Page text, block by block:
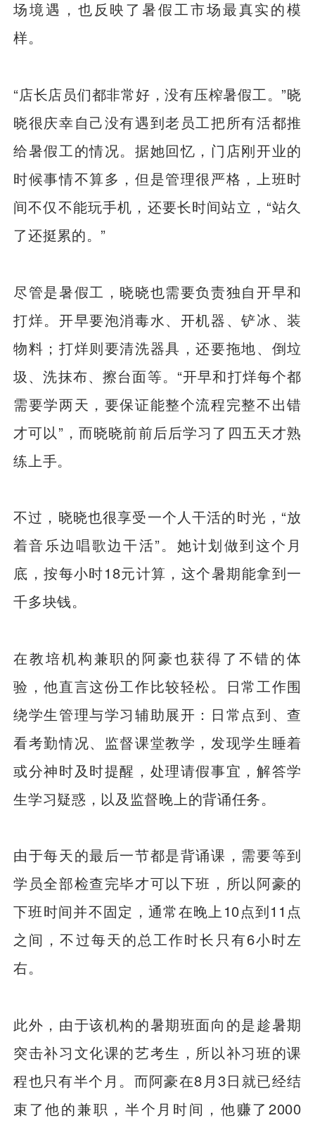
场境遇，也反映了暑假工市场最真实的模
样。
“店长店员们都非常好，没有压榨暑假工。”晓
晓很庆幸自己没有遇到老员工把所有活都推
给暑假工的情况。据她回忆，门店刚开业的
时候事情不算多，但是管理很严格，上班时
间不仅不能玩手机，还要长时间站立，“站久
了还挺累的。”
尽管是暑假工，晓晓也需要负责独自开早和
打烊。开早要泡消毒水、开机器、铲冰、装
物料；打烊则要清洗器具，还要拖地、倒垃
圾、洗抹布、擦台面等。“开早和打烊每个都
需要学两天，要保证能整个流程完整不出错
才可以”，而晓晓前前后后学习了四五天才熟
练上手。
不过，晓晓也很享受一个人干活的时光，“放
着音乐边唱歌边干活”。她计划做到这个月
底，按每小时18元计算，这个暑期能拿到一
千多块钱。
在教培机构兼职的阿豪也获得了不错的体
验，他直言这份工作比较轻松。日常工作围
绕学生管理与学习辅助展开：日常点到、查
看考勤情况、监督课堂教学，发现学生睡着
或分神时及时提醒，处理请假事宜，解答学
生学习疑惑，以及监督晚上的背诵任务。
由于每天的最后一节都是背诵课，需要等到
学员全部检查完毕才可以下班，所以阿豪的
下班时间并不固定，通常在晚上10点到11点
之间，不过每天的总工作时长只有6小时左
右。
此外，由于该机构的暑期班面向的是趁暑期
突击补习文化课的艺考生，所以补习班的课
程也只有半个月。而阿豪在8月3日就已经结
束了他的兼职，半个月时间，他赚了2000